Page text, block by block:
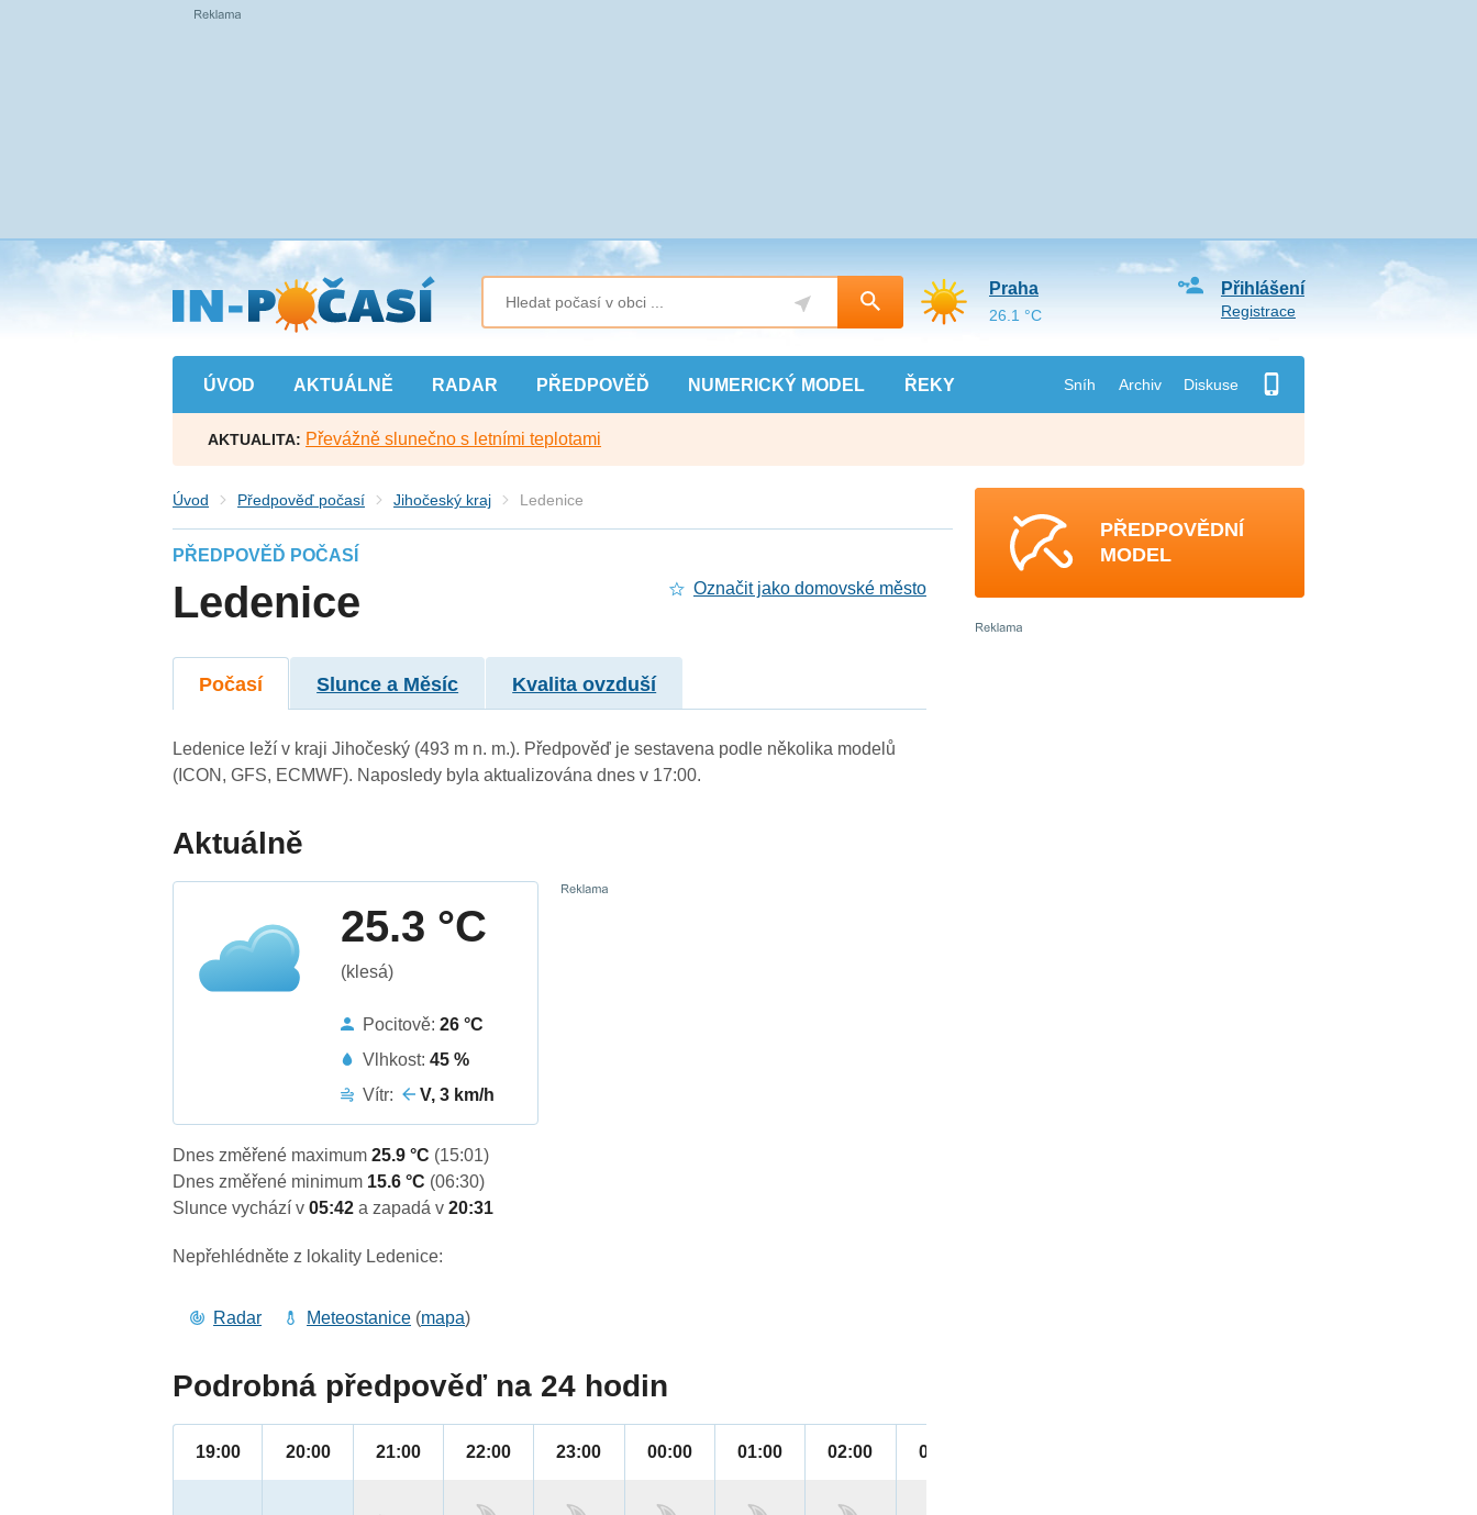
Přejít
na
hlavní
obsah
ÚVOD AKTUÁLNĚ RADAR PŘEDPOVĚĎ NUMERICKÝ MODEL ŘEKY Sníh Archiv Diskuse
Přihlášení
Registrace
Praha
26.1 °C
AKTUALITA: Převážně slunečno s letními teplotami
Úvod Předpověď počasí Jihočeský kraj Ledenice
PŘEDPOVĚĎ POČASÍ
Ledenice Označit jako domovské město
Počasí Slunce a Měsíc Kvalita ovzduší
Ledenice leží v kraji Jihočeský (493 m n. m.). Předpověď je sestavena podle několika modelů
(ICON, GFS, ECMWF). Naposledy byla aktualizována dnes v 17:00.
Aktuálně
25.3 °C
(klesá)
Pocitově:26 °C
Vlhkost:45 %
Vítr:
V, 3 km/h
Dnes změřené maximum25.9 °C (15:01)
Dnes změřené minimum 15.6 °C (06:30)
Slunce vychází v05:42a zapadá v20:31
Nepřehlédněte z lokality Ledenice:
Radar Meteostanice (mapa)
Podrobná předpověď na 24 hodin
19:00 20:00 21:00 22:00 23:00 00:00 01:00 02:00 03:00
PŘEDPOVĚDNÍ
MODEL